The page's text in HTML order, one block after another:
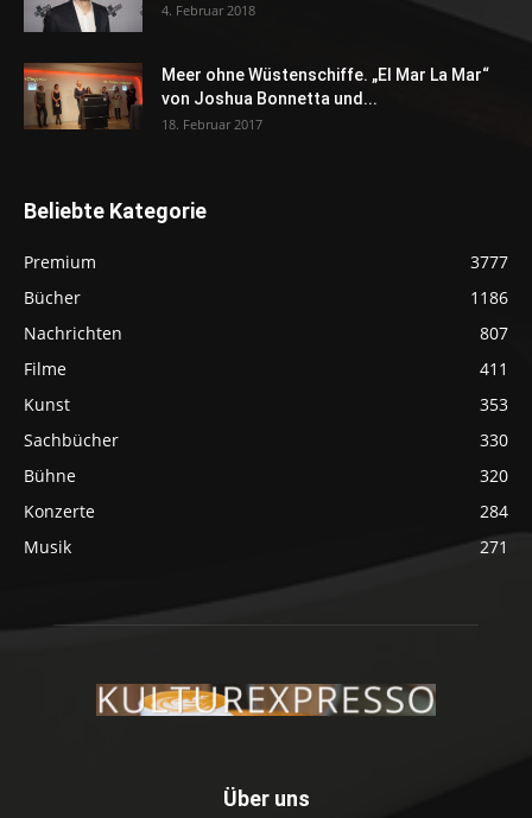
4. Februar 2018
Meer ohne Wüstenschiffe. „El Mar La Mar“
von Joshua Bonnetta und...
18. Februar 2017
Beliebte Kategorie
Premium
3777
Bücher
1186
Nachrichten
807
Filme
411
Kunst
353
Sachbücher
330
Bühne
320
Konzerte
284
Musik
271
Über uns